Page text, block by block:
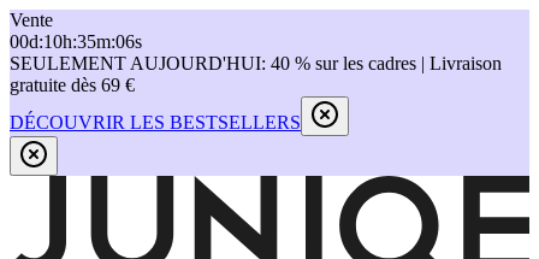
Vente
00d:10h:35m:06s
SEULEMENT AUJOURD'HUI: 40 % sur les cadres | Livraison
gratuite dès 69 €
DÉCOUVRIR LES BESTSELLERS